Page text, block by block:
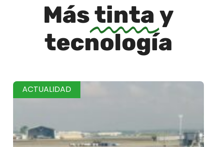
Mástinta y
tecnología
ACTUALIDAD